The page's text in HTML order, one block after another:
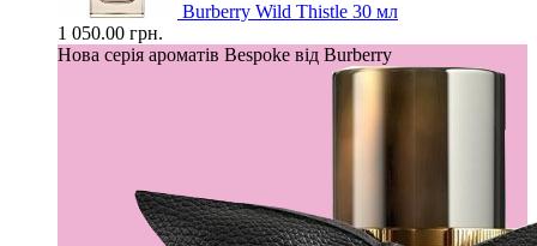
Burberry Wild Thistle 30 мл
1 050.00 грн.
Нова серія ароматів Bespoke від Burberry